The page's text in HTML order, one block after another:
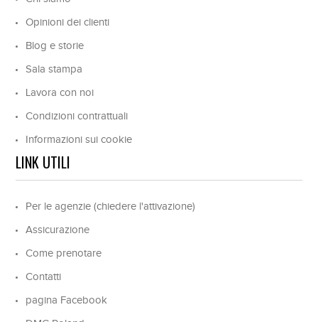
Opinioni dei clienti
Blog e storie
Sala stampa
Lavora con noi
Condizioni contrattuali
Informazioni sui cookie
LINK UTILI
Per le agenzie (chiedere l'attivazione)
Assicurazione
Come prenotare
Contatti
pagina Facebook